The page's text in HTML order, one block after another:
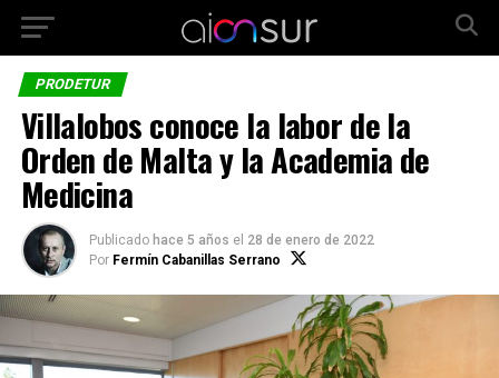
PRODETUR
Villalobos conoce la labor de la
Orden de Malta y la Academia de
Medicina
Publicado hace 5 años el 28 de enero de 2022
Por Fermín Cabanillas Serrano